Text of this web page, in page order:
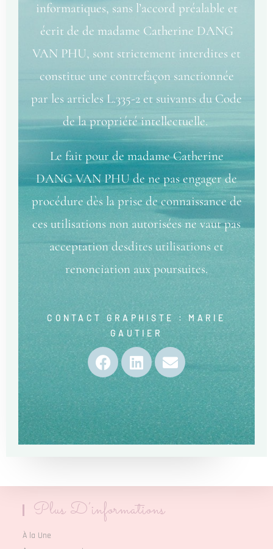
informatiques, sans l’accord préalable et
écrit de de madame Catherine DANG
VAN PHU, sont strictement interdites et
constitue une contrefaçon sanctionnée
par les articles L.335-2 et suivants du Code
de la propriété intellectuelle.
Le fait pour de madame Catherine
DANG VAN PHU de ne pas engager de
procédure dès la prise de connaissance de
ces utilisations non autorisées ne vaut pas
acceptation desdites utilisations et
renonciation aux poursuites.
CONTACT GRAPHISTE : MARIE
GAUTIER
Plus D’informations
À la Une